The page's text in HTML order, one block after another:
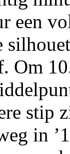
een
Om
stip
in